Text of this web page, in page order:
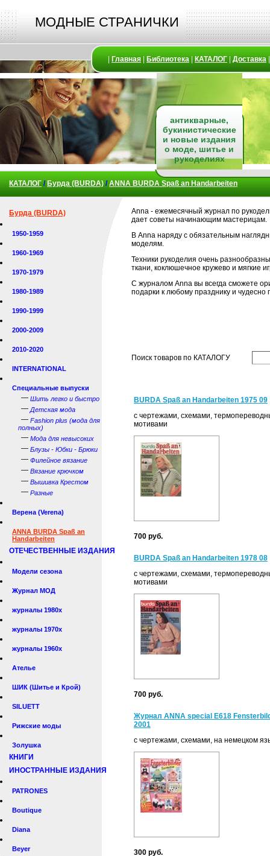
МОДНЫЕ СТРАНИЧКИ
Главная Библиотека КАТАЛОГ Доставка
антикварные,
букинистические
и новые издания
о моде, шитье и
рукоделиях
КАТАЛОГ / Бурда (BURDA) /ANNA BURDA Spaß an Handarbeiten
Бурда (BURDA)
1950-1959
1960-1969
1970-1979
1980-1989
1990-1999
2000-2009
2010-2020
INTERNATIONAL
Специальные выпуски
— Шить легко и быстро
— Детская мода
— Fashion plus (мода для
полных)
— Мода для невысоких
— Блузы - Юбки - Брюки
— Филейное вязание
— Вязание крючком
— Вышивка Крестом
— Разные
Верена (Verena)
ANNA BURDA Spaß an
Handarbeiten
ОТЕЧЕСТВЕННЫЕ ИЗДАНИЯ
Модели сезона
Журнал МОД
журналы 1980х
журналы 1970х
журналы 1960х
Ателье
ШИК (Шитье и Крой)
SILUETT
Рижские моды
Золушка
КНИГИ
ИНОСТРАННЫЕ ИЗДАНИЯ
PATRONES
Boutique
Diana
Beyer
Anna - ежемесячный журнал по
дает советы начинающим мастерицам.
В Anna наряду с обязательным
моделям.
Техники рукоделия очень
ткани, коклюшечное кружево и мягкие
С журналом Anna вы всегда сможете
подарки к любому празднику и
Поиск товаров по КАТАЛОГУ
BURDA Spaß an Handarbeiten 1975 09
с чертежами, схемами,
мотивами
700 руб.
BURDA Spaß an Handarbeiten 1978 08
с чертежами, схемами,
мотивами
700 руб.
Журнал ANNA special E618
2001
с чертежами, схемами, на немецком
300 руб.